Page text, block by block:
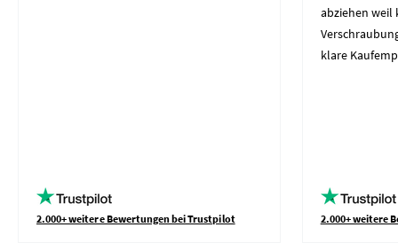
2.000+ weitere Bewertungen bei Trustpilot
abziehen weil
klare
2.000+ weitere